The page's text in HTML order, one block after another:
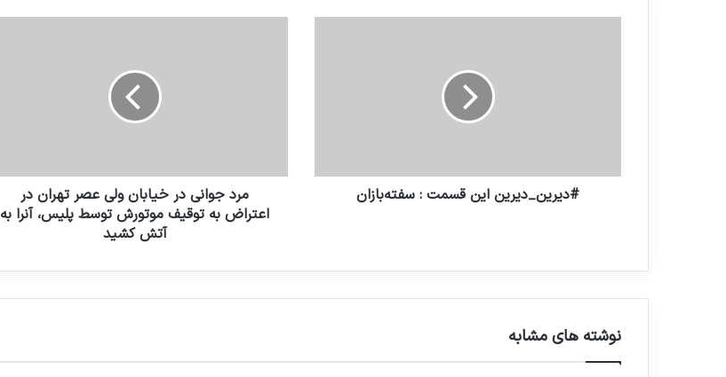
آلودگي هوا جشنواره فيلم فجر را تعطيل کرد
#دیرین_دیرین این قسمت : سفته‌بازان
مرد جوانی در خیابان ولی عصر تهران در
اعتراض به توقیف موتورش توسط پلیس، آنرا به
آتش کشید
نوشته های مشابه